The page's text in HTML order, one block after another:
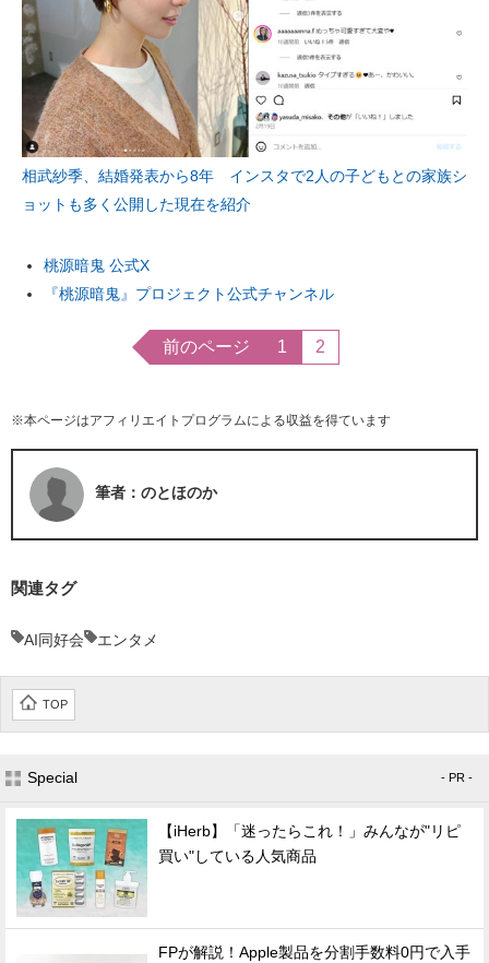
相武紗季、結婚発表から8年 インスタで2人の子どもとの家族シ
ョットも多く公開した現在を紹介
桃源暗鬼 公式X
『桃源暗鬼』プロジェクト公式チャンネル
前のページ 1 2
※本ページはアフィリエイトプログラムによる収益を得ています
筆者：のとほのか
関連タグ
AI同好会 エンタメ
TOP
Special - PR -
【iHerb】「迷ったらこれ！」みんなが"リピ
買い"している人気商品
FPが解説！Apple製品を分割手数料0円で入手